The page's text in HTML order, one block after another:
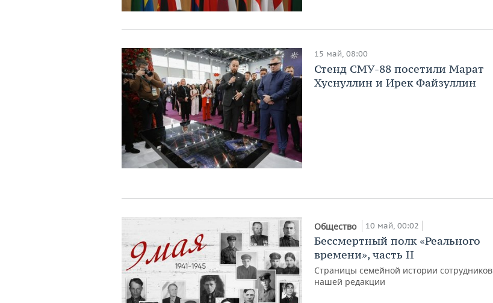
15 май, 08:00
Стенд СМУ-88 посетили Марат
Хуснуллин и Ирек Файзуллин
Общество 10 май, 00:02
Бессмертный полк «Реального
времени», часть II
Страницы семейной истории сотрудников
нашей редакции